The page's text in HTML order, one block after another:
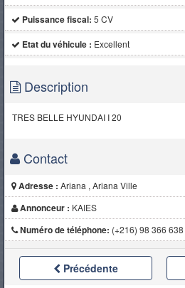
Puissance fiscal: 5 CV
Etat du véhicule : Excellent
Description
TRES BELLE HYUNDAI I 20
Contact
Adresse : Ariana , Ariana Ville
Annonceur : KAIES
Numéro de téléphone: (+216) 98 366 638
Précédente